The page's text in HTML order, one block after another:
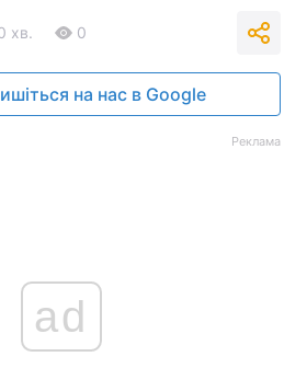
хв. 0
на нас в Google
Реклама
ad